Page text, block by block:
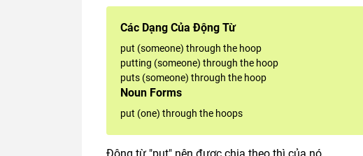
Các Dạng Của Động Từ
put (someone) through the hoop
putting (someone) through the hoop
puts (someone) through the hoop
Noun Forms
put (one) through the hoops
Động từ "put" nên được chia theo thì của nó.